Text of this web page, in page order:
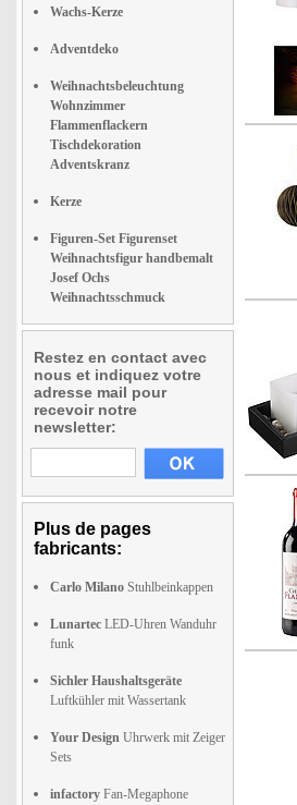
Wachs-Kerze
Adventdeko
Weihnachtsbeleuchtung
Wohnzimmer
Flammenflackern
Tischdekoration
Adventskranz
Kerze
Figuren-Set Figurenset
Weihnachtsfigur handbemalt
Josef Ochs
Weihnachtsschmuck
Restez en contact avec
nous et indiquez votre
adresse mail pour
recevoir notre
newsletter:
Plus de pages
fabricants:
Carlo Milano Stuhlbeinkappen
Lunartec LED-Uhren Wanduhr
funk
Sichler Haushaltsgeräte
Luftkühler mit Wassertank
Your Design Uhrwerk mit Zeiger
Sets
infactory Fan-Megaphone